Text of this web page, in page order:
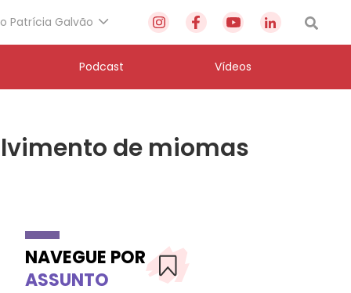
Patrícia Galvão
Podcast Vídeos
de miomas
NAVEGUE POR
ASSUNTO